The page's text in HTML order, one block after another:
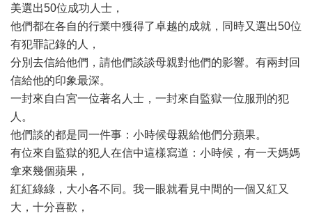
美選出50位成功人士，
他們都在各自的行業中獲得了卓越的成就，同時又選出50位
有犯罪記錄的人，
分別去信給他們，請他們談談母親對他們的影響。有兩封回
信給他的印象最深。
一封來自白宮一位著名人士，一封來自監獄一位服刑的犯
人。
他們談的都是同一件事：小時候母親給他們分蘋果。
有位來自監獄的犯人在信中這樣寫道：小時候，有一天媽媽
拿來幾個蘋果，
紅紅綠綠，大小各不同。我一眼就看見中間的一個又紅又
大，十分喜歡，